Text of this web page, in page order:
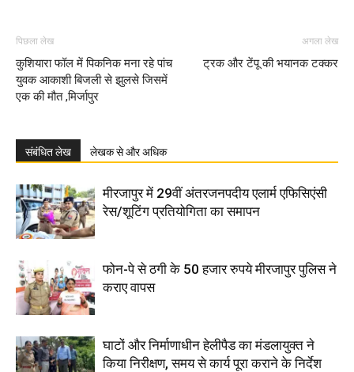
पिछला लेख
कुशियारा फॉल में पिकनिक मना रहे पांच
युवक आकाशी बिजली से झुलसे जिसमें
एक की मौत ,मिर्जापुर
अगला लेख
ट्रक और टेंपू की भयानक टक्कर
संबंधित लेख लेखक से और अधिक
मीरजापुर में 29वीं अंतरजनपदीय एलार्म एफिसिएंसी
रेस/शूटिंग प्रतियोगिता का समापन
फोन-पे से ठगी के 50 हजार रुपये मीरजापुर पुलिस ने
कराए वापस
घाटों और निर्माणाधीन हेलीपैड का मंडलायुक्त ने
किया निरीक्षण, समय से कार्य पूरा कराने के निर्देश